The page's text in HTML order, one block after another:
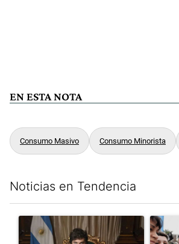
EN ESTA NOTA
Consumo Masivo Consumo Minorista
Noticias en Tendencia
Un artículo de tendencia con el título
Un